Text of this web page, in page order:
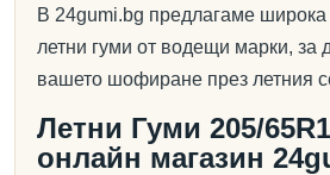
В 24gumi.bg предлагаме широка
летни гуми от водещи марки, за
вашето шофиране през летния
Летни Гуми 205/
онлайн магазин